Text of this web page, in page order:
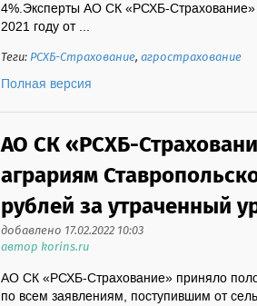
4%.Эксперты АО СК «РСХБ-Страхование»
2021 году от ...
Теги:РСХБ-Страхование,агрострахование
Полная версия
АО СК «РСХБ-
аграриям
рублей за утраченный
добавлено 17.02.2022 10:03
автор korins.ru
АО СК «РСХБ-Страхование» приняло
по всем заявлениям, поступившим от